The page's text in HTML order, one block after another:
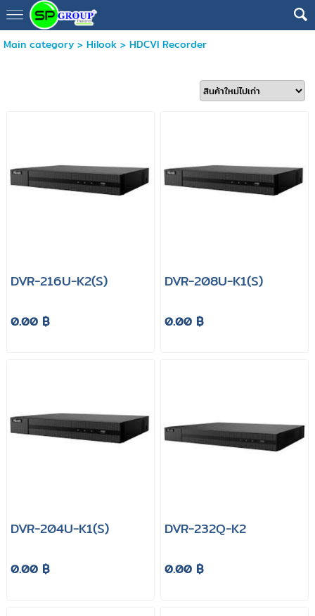
Main category> Hilook> HDCVI Recorder
DVR-216U-K2(S)
0.00 ฿
DVR-208U-K1(S)
0.00 ฿
DVR-204U-K1(S)
0.00 ฿
DVR-232Q-K2
0.00 ฿